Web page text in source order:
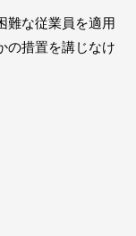
難な従業員を適用
の措置を講じなけ